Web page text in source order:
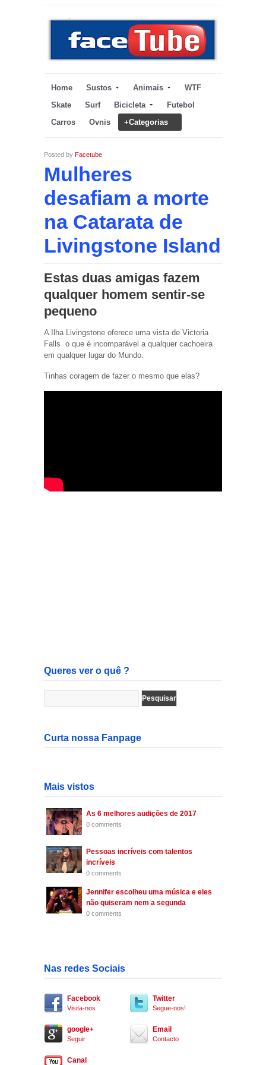
Home Sustos Animais
WTF
Skate
Surf Bicicleta
Futebol
Carros
Ovnis +Categorias
Posted by Facetube
Mulheres
desafiam a morte
na Catarata de
Livingstone Island
Estas duas amigas fazem
qualquer homem sentir-se
pequeno
A Ilha Livingstone oferece uma vista de Victoria
Falls o que é incomparável a qualquer cachoeira
em qualquer lugar do Mundo.
Tinhas coragem de fazer o mesmo que elas?
Queres ver o quê ?
Curta nossa Fanpage
Mais vistos
As 6 melhores audições de 2017
0 comments
Pessoas incríveis com talentos
incríveis
0 comments
Jennifer escolheu uma música e eles
não quiseram nem a segunda
0 comments
Nas redes Sociais
Facebook
Visita-nos
Twitter
Segue-nos!
google+
Seguir
Email
Contacto
Canal